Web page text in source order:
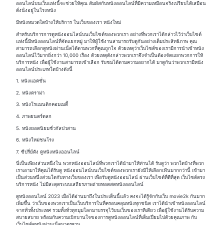
ออนไลน์บนเว็บแห่งนี้จะช่วยให้คุณ สัมผัสกับหนังออนไลน์ที่มีความเหมือนจริงเปรียบได้เสมือน
ดั่งนั่งอยู่ในโรงหนัง
มีหนังหมวดใดบ้างให้บริการ ในเว็บของเรา หนังใหม่
สำหรับบริการการดูหนังออนไลน์บนเว็บไซต์ของพวกเรา อย่างที่พวกเราได้กล่าวไว้ว่าเว็บไซต์
แห่งนี้มีหนังออนไลน์ที่จัดแยกหมู่ มาให้ผู้ใช้งานสามารถรับดูกันอย่างเต็มประสิทธิภาพ คุณ
สามารถเลือกดูหนังผ่านเน็ตได้ตามพวกที่คุณถูกใจ ด้วยเหตุว่าเว็บไซต์ของเรามีการนำเข้าหนัง
ออนไลน์ไว้มากยิ่งกว่า 10,000 เรื่อง ด้วยเหตุดังกล่าวพวกเราจึงจำเป็นต้องจัดแยกพวกการให้
บริการหนัง เพื่อผู้ใช้งานสามารถเข้าเลือก รับชมได้ตามความอยากได้ มาดูกันว่าพวกเรามีหนัง
ออนไลน์ประเภทใดบ้างดังนี้
1. หนังแอคชั่น
2. หนังดราม่า
3. หนังโรแมนติกคอมเมดี้
4. ภาพยนตร์ตลก
5. หนังยอดนิยมชั่วกัลปวสาน
6. หนังใหม่ชนโรง
7. ซีปรี่ย์ดัง ดูหนังหนังออนไลน์
นี่เป็นเพียงส่วนหนึ่งใน พวกหนังออนไลน์ที่พวกเราได้นำมาให้ท่านได้ รับดูว่า พวกใดบ้างที่พวก
เราเอามาให้คุณได้รับดู หนังออนไลน์บนเว็บไซต์ของพวกเรายังมีให้เลือกเฟ้นมากกว่านี้ เข้ามา
เป็นส่วนหนึ่งส่วนใดกับทางเว็บของเรา เพื่อรับดูหนังออนไลน์ ผ่านเว็บไซต์ที่ดีที่สุด เว็บไซต์ตรง
บริการหนัง ไม่มีสะดุดระบบเสถียรภาพถ่ายทอดสดหนังออนไลน์
ดูหนังออนไลน์ 2023 เมื่อได้อ่านมาถึงในประเด็นนี้แล้ว คงจะได้รู้จักกับเว็บ movie2k กันมาก
เพิ่มขึ้น ว่าเว็บของพวกเราเป็นเว็บบริการในที่ครอบคลุมหนังทุกชนิด เราได้นำเข้าหนังออนไลน์
จากทั่วทั้งประเทศ รวมทั้งทั่วทุกมุมโลกมาบรรจุไว้บนเว็บของเราทีเดียว เพื่อผู้ใช้งานได้รับความ
สบายสบาย พร้อมกับความเบิกบานใจของการดูหนังออนไลน์ที่เต็มเปี่ยมไปด้วยคุณภาพ กับ